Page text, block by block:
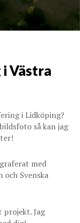
Västra
i Lidköping?
så kan jag
med
Svenska
projekt. Jag